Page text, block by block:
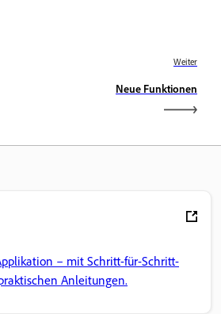
Weiter
Neue Funktionen
– mit Schritt-für-Schritt-
Anleitungen.